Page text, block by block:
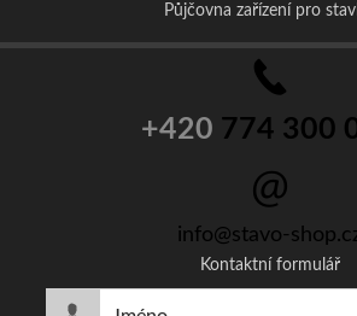
Půjčovna zařízení pro
+420 774 300
info@stavo-
Kontaktní formulář